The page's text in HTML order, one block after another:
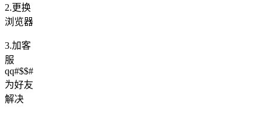
2.更换
浏览器
3.加客
服
qq#$$#
为好友
解决